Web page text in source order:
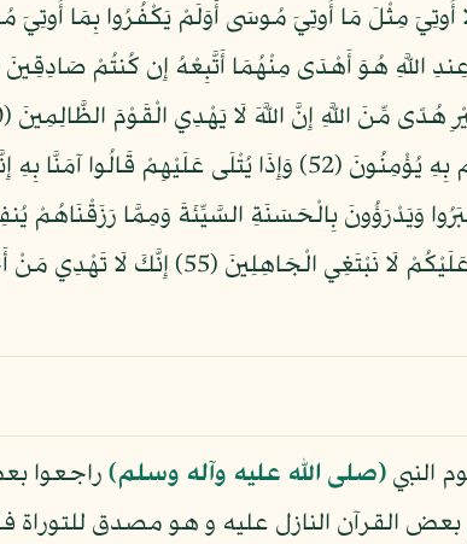
مِثْلَ مَا أُوتِيَ مُوسَى أَوَلَمْ يَكْفُرُوا بِمَا
(51) الَّذِينَ آتَيْنَاهُمُ الْكِتَابَ مِن قَبْلِهِ هُم بِهِ يُؤْمِنُونَ
وَقَالُوا لَنَا أَعْمَالُنَا وَلَكُمْ أَعْمَالُكُمْ
النبي (صلى الله عليه وآله وسلم) راجعوا
القرآن النازل عليه و هو مصدق للتوراة